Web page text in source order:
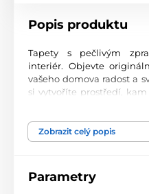
Popis produktu
Tapety s pečlivým
interiér. Objevte
vašeho domova radost a
si vytvoříte prostředí,
Špičková kvalita tisku
silný prvek místnosti.
Zobrazit celý popis
Parametry